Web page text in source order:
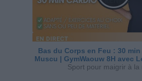
Bas du Corps en Feu : 30
Muscu | GymWaouw 8H avec
Sport pour maigrir à la